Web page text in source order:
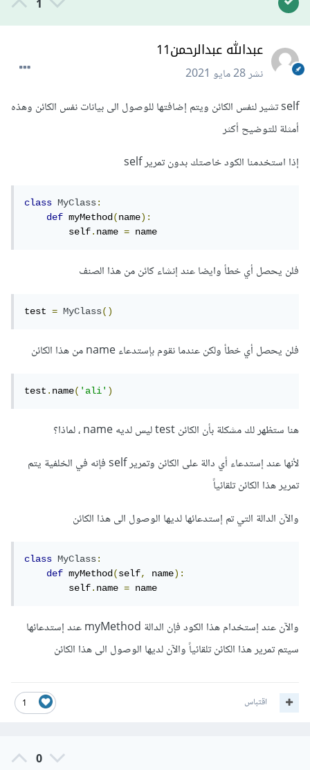
1
عبدالله عبدالرحمن11
نشر28 مايو 2021
self تشير لنفس الكائن ويتم إضافتها للوصول الى بيانات نفس الكائن وهذه
أمثلة للتوضيح أكثر
إذا استخدمنا الكود خاصتك بدون تمرير self
class MyClass:
def myMethod(name):
        self
.name = name
فلن يحصل أي خطأ وايضا عند إنشاء كائن من هذا الصنف
test = MyClass()
فلن يحصل أي خطأ ولكن عندما نقوم بإستدعاء name من هذا الكائن
test.name('ali')
هنا ستظهر لك مشكلة بأن الكائن test ليس لديه name ، لماذا؟
لأنها عند إستدعاء أي دالة على الكائن وتمرير self فإنه في الخلفية يتم
تمرير هذا الكائن تلقائياً
والآن الدالة التي تم إستدعائها لديها الوصول الى هذا الكائن
class MyClass:
def myMethod(self, name):
        self
.name = name
والآن عند إستخدام هذا الكود فإن الدالة myMethod عند إستدعائها
سيتم تمرير هذا الكائن تلقائياً والآن لديها الوصول الى هذا الكائن
1 اقتباس
0